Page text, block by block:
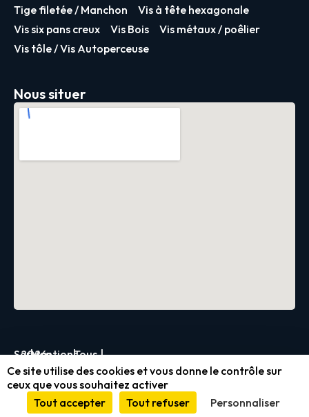
Tige filetée / Manchon
Vis à tête hexagonale
Vis six pans creux
Vis Bois
Vis métaux / poêlier
Vis tôle / Vis Autoperceuse
Nous situer
Servica
2026
|Mentions
légales
et
conformité
|Tous
droits
réservés
|
Ce site utilise des cookies et vous donne le contrôle sur
ceux que vous souhaitez activer
Tout accepter
Tout refuser Personnaliser